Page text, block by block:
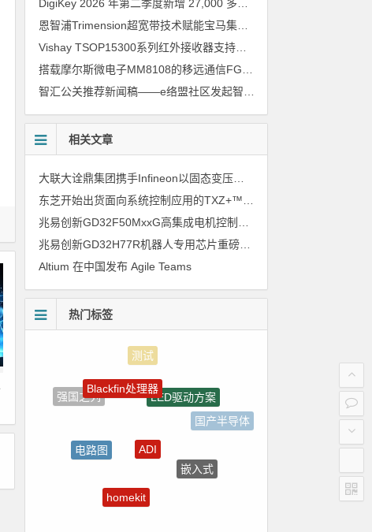
恩智浦Trimension超宽带技术赋能宝马集团Digital Key Plus及生命体存在检测功能
Vishay TSOP15300系列红外接收器支持所有主流遥控代码
相关文章
大联大诠鼎集团携手Infineon以固态变压器重构配电效率新标杆
兆易创新GD32H77R机器人专用芯片重磅亮相，精准赋能伺服驱动与关节控制
Altium 在中国发布 Agile Teams
热门标签
强国之列
LED驱动方案
国产半导体
国产芯片
嵌入式
树莓派-Raspberry Pi
Atmel
homekit